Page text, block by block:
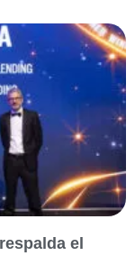
el